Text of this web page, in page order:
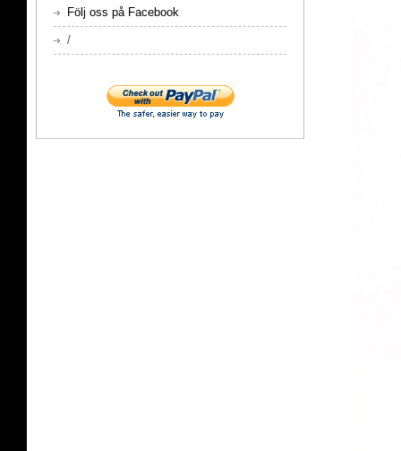
Följ oss på Facebook
/